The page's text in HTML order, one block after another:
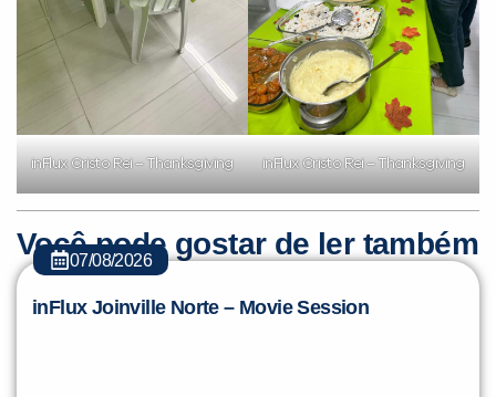
inFlux Cristo Rei – Thanksgiving inFlux Cristo Rei – Thanksgiving
Você pode gostar de ler também
07/08/2026
inFlux Joinville Norte – Movie Session